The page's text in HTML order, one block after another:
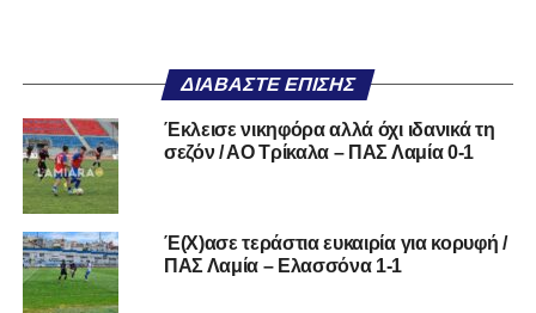
ΔΙΑΒΆΣΤΕ ΕΠΊΣΗΣ
Έκλεισε νικηφόρα αλλά όχι ιδανικά τη
σεζόν / ΑΟ Τρίκαλα – ΠΑΣ Λαμία 0-1
Έ(Χ)ασε τεράστια ευκαιρία για κορυφή /
ΠΑΣ Λαμία – Ελασσόνα 1-1